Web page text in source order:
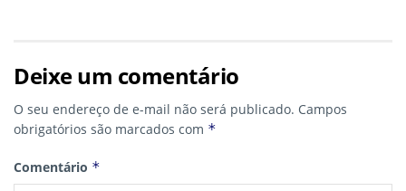
Deixe um comentário
O seu endereço de e-mail não será publicado. Campos
obrigatórios são marcados com *
Comentário *